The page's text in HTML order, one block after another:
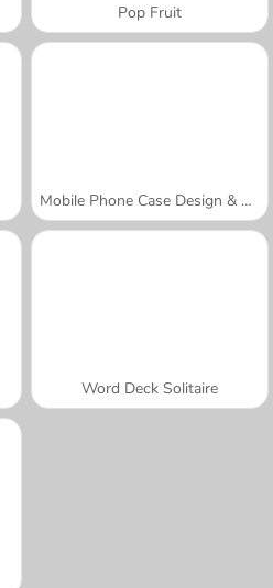
Pop Fruit
Mobile Phone Case Design & DIY
Word Deck Solitaire